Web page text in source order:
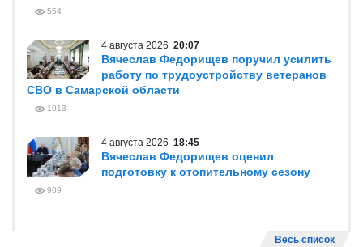
554
4 августа 2026 20:07
Вячеслав Федорищев поручил усилить
работу по трудоустройству ветеранов
СВО в Самарской области
1013
4 августа 2026 18:45
Вячеслав Федорищев оценил
подготовку к отопительному сезону
909
Весь список